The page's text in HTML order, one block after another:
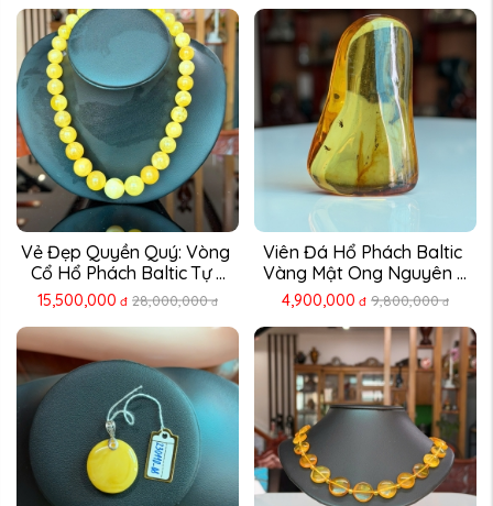
Vẻ Đẹp Quyền Quý: Vòng
Cổ Hổ Phách Baltic Tự ...
15,500,000 đ 28,000,000 đ
Viên Đá Hổ Phách Baltic
Vàng Mật Ong Nguyên ...
4,900,000 đ 9,800,000 đ